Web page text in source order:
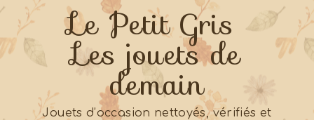
Le Petit Gris
Les jouets de
demain
Jouets d’occasion nettoyés, vérifiés et